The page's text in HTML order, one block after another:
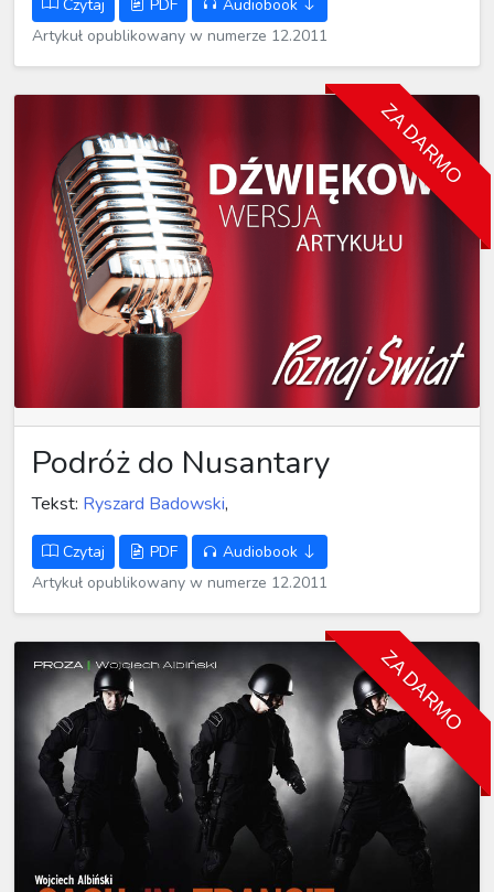
Czytaj PDF
Audiobook
Artykuł opublikowany w numerze 12.2011
ZA DARMO
Podróż do Nusantary
Tekst: Ryszard Badowski,
Czytaj PDF
Audiobook
Artykuł opublikowany w numerze 12.2011
ZA DARMO